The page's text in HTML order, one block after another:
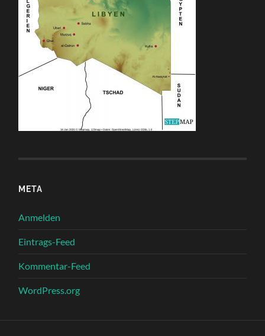
META
Anmelden
Eintrags-Feed
Kommentar-Feed
WordPress.org